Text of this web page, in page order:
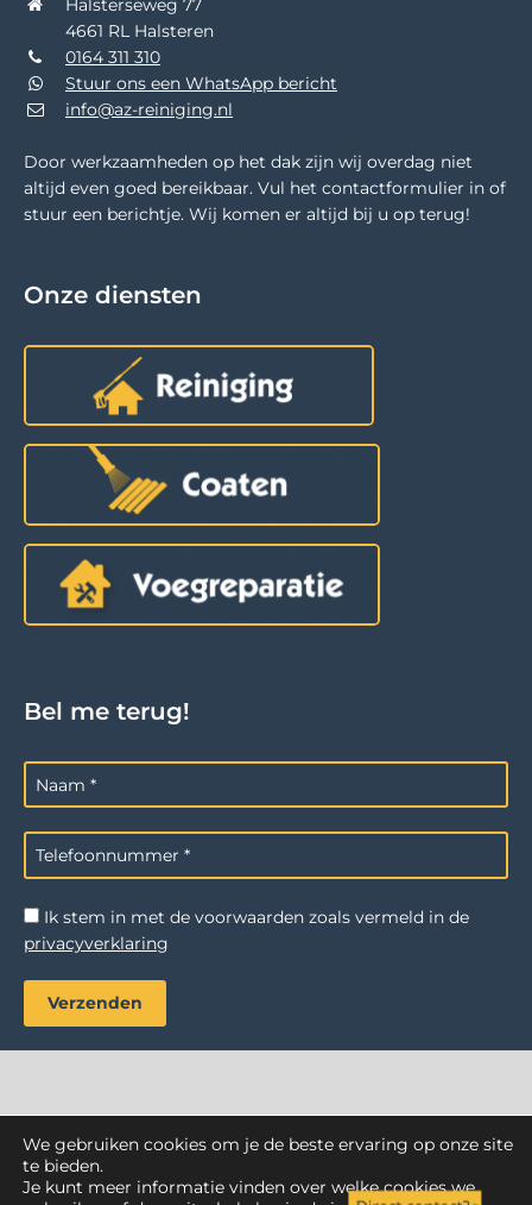
Halsterseweg 77
4661 RL Halsteren
0164 311 310
Stuur ons een WhatsApp bericht
info@az-reiniging.nl
Door werkzaamheden op het dak zijn wij overdag niet
altijd even goed bereikbaar. Vul het contactformulier in of
stuur een berichtje. Wij komen er altijd bij u op terug!
Onze diensten
Bel me terug!
Ik stem in met de voorwaarden zoals vermeld in de
privacyverklaring
AZ Reiniging. Alle rechten voorbehouden.
Webdesign Vanoo Media Privacyverklaring Sitemap
We gebruiken cookies om je de beste ervaring op onze site
te bieden.
Je kunt meer informatie vinden over welke cookies we